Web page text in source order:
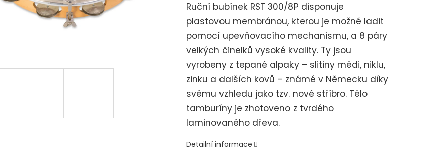
Ruční bubínek RST 300/8P disponuje
plastovou membránou, kterou je možné ladit
pomocí upevňovacího mechanismu, a 8 páry
velkých činelků vysoké kvality. Ty jsou
vyrobeny z tepané alpaky – slitiny mědi, niklu,
zinku a dalších kovů – známé v Německu díky
svému vzhledu jako tzv. nové stříbro. Tělo
tamburíny je zhotoveno z tvrdého
laminovaného dřeva.
Detailní informace